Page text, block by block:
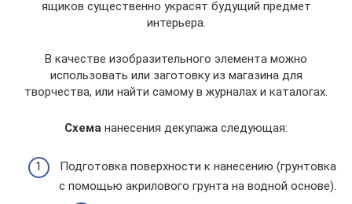
ящиков существенно украсят будущий предмет
интерьера.
В качестве изобразительного элемента можно
использовать или заготовку из магазина для
творчества, или найти самому в журналах и каталогах.
Схема нанесения декупажа следующая:
Подготовка поверхности к нанесению (грунтовка
с помощью акрилового грунта на водной основе).